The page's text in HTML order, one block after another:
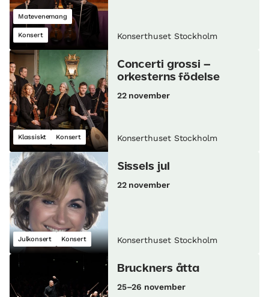
Matevenemang
Konsert Konserthuset Stockholm
Klassiskt Konsert
Concerti grossi –
orkesterns födelse
22 november
Konserthuset Stockholm
Julkonsert Konsert
Sissels jul
22 november
Konserthuset Stockholm
Bruckners åtta
25–26 november